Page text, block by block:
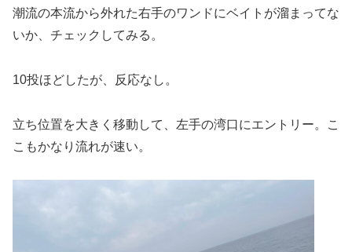
潮流の本流から外れた右手のワンドにベイトが溜まってな
いか、チェックしてみる。
10投ほどしたが、反応なし。
立ち位置を大きく移動して、左手の湾口にエントリー。こ
こもかなり流れが速い。